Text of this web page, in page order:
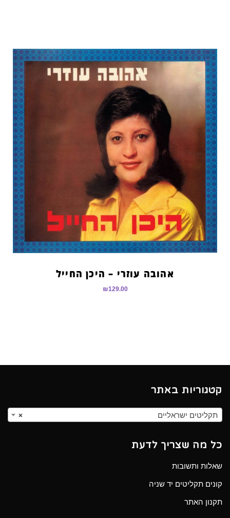
אהובה עוזרי – היכן החייל
₪129.00
קטגוריות באתר
× תקליטים ישראליים
כל מה שצריך לדעת
שאלות ותשובות
קונים תקליטים יד שניה
תקנון האתר